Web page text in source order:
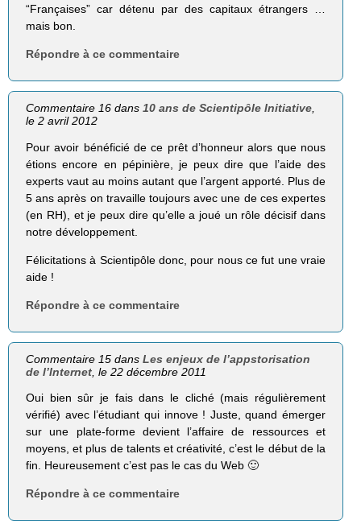
“Françaises” car détenu par des capitaux étrangers …
mais bon.
Répondre à ce commentaire
Commentaire 16 dans10 ans de Scientipôle Initiative,
le 2 avril 2012
Pour avoir bénéficié de ce prêt d’honneur alors que nous
étions encore en pépinière, je peux dire que l’aide des
experts vaut au moins autant que l’argent apporté. Plus de
5 ans après on travaille toujours avec une de ces expertes
(en RH), et je peux dire qu’elle a joué un rôle décisif dans
notre développement.
Félicitations à Scientipôle donc, pour nous ce fut une vraie
aide !
Répondre à ce commentaire
Commentaire 15 dansLes enjeux de l’appstorisation
de l’Internet , le 22 décembre 2011
Oui bien sûr je fais dans le cliché (mais régulièrement
vérifié) avec l’étudiant qui innove ! Juste, quand émerger
sur une plate-forme devient l’affaire de ressources et
moyens, et plus de talents et créativité, c’est le début de la
fin. Heureusement c’est pas le cas du Web 🙂
Répondre à ce commentaire